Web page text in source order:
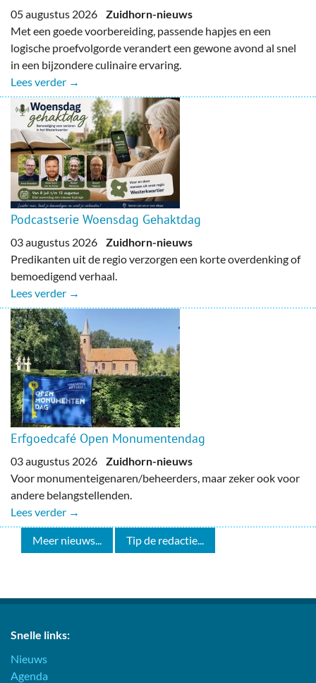
05 augustus 2026 Zuidhorn-nieuws
Met een goede voorbereiding, passende hapjes en een
logische proefvolgorde verandert een gewone avond al snel
in een bijzondere culinaire ervaring.
Lees verder →
Podcastserie Woensdag Gehaktdag
03 augustus 2026 Zuidhorn-nieuws
Predikanten uit de regio verzorgen een korte overdenking of
bemoedigend verhaal.
Lees verder →
Erfgoedcafé Open Monumentendag
03 augustus 2026 Zuidhorn-nieuws
Voor monumenteigenaren/beheerders, maar zeker ook voor
andere belangstellenden.
Lees verder →
Meer nieuws... Tip de redactie...
Snelle links:
Nieuws
Agenda